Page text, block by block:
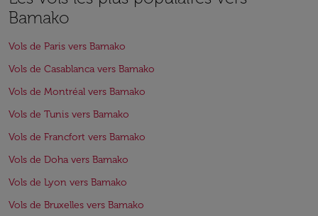
Bamako
Vols de Paris vers Bamako
Vols de Casablanca vers Bamako
Vols de Montréal vers Bamako
Vols de Tunis vers Bamako
Vols de Francfort vers Bamako
Vols de Doha vers Bamako
Vols de Lyon vers Bamako
Vols de Bruxelles vers Bamako